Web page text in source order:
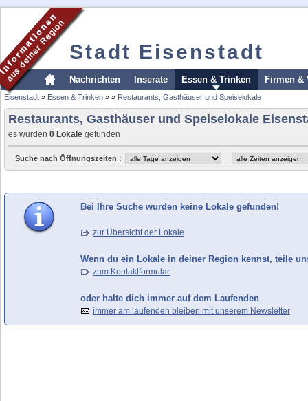
Stadt Eisenstadt
Nachrichten Inserate Essen & Trinken Firmen &
Eisenstadt » Essen & Trinken » » Restaurants, Gasthäuser und Speiselokale
Restaurants, Gasthäuser und Speiselokale
es wurden 0 Lokale gefunden
Suche nach Öffnungszeiten :
Bei Ihre Suche wurden keine Lokale gefunden!
zur Übersicht der Lokale
Wenn du ein Lokale in deiner Region kennst, teile
zum Kontaktformular
oder halte dich immer auf dem Laufenden
immer am laufenden bleiben mit unserem Newsletter